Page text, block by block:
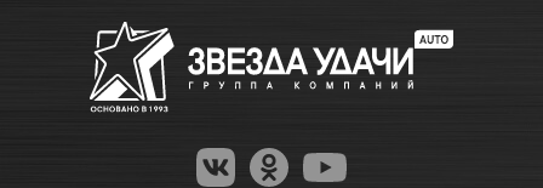
Назначение
пластмассовых деталей
автомобиля
Такси 299
Много
Новосибирск, Петухова, 27/3
КАРТА ПРОЕЗДА И КОНТАКТЫ
Как купить товар?
Гарантия на товар
Магазины для получения товара
Оптовые поставки